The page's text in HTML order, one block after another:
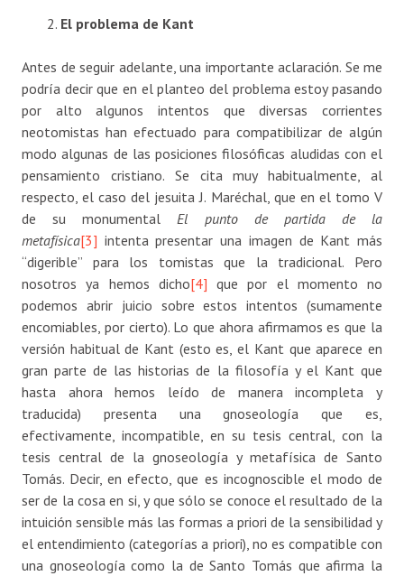
El problema de Kant
Antes de seguir adelante, una importante aclaración. Se me
podría decir que en el planteo del problema estoy pasando
por alto algunos intentos que diversas corrientes
neotomistas han efectuado para compatibilizar de algún
modo algunas de las posiciones filosóficas aludidas con el
pensamiento cristiano. Se cita muy habitualmente, al
respecto, el caso del jesuita J. Maréchal, que en el tomo V
de su monumentalEl punto de partida de la
metafísica[3] intenta presentar una imagen de Kant más
“digerible” para los tomistas que la tradicional. Pero
nosotros ya hemos dicho[4] que por el momento no
podemos abrir juicio sobre estos intentos (sumamente
encomiables, por cierto). Lo que ahora afirmamos es que la
versión habitual de Kant (esto es, el Kant que aparece en
gran parte de las historias de la filosofía y el Kant que
hasta ahora hemos leído de manera incompleta y
traducida) presenta una gnoseología que es,
efectivamente, incompatible, en su tesis central, con la
tesis central de la gnoseología y metafísica de Santo
Tomás. Decir, en efecto, que es incognoscible el modo de
ser de la cosa en si, y que sólo se conoce el resultado de la
intuición sensible más las formas a priori de la sensibilidad y
el entendimiento (categorías a priori), no es compatible con
una gnoseología como la de Santo Tomás que afirma la